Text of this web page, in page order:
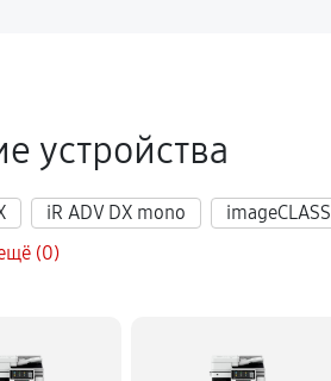
устройства
iR ADV DX mono
imageCLASS
(0)